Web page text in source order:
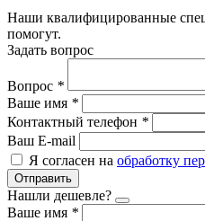
Наши квалифицированные
помогут.
Задать вопрос
Вопрос *
Ваше имя *
Контактный телефон *
Ваш E-mail
Я согласен на обработку
Отправить
Нашли дешевле?
Ваше имя *